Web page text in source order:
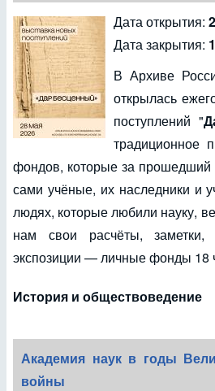
Дата открытия:
Дата закрытия:
В Архиве
открылась
поступлений "
традиционное
фондов, которые за прошедший
сами учёные, их наследники и
людях, которые любили науку,
нам свои расчёты,
экспозиции — личные фонды 18
История и обществоведение
Академия наук в годы
войны